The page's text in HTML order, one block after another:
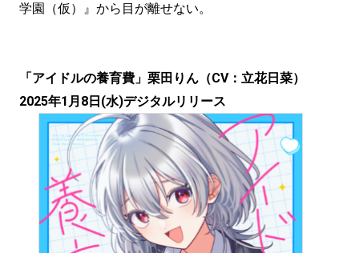
学園（仮）』から目が離せない。
「アイドルの養育費」栗田りん（CV：立花日菜）
2025年1月8日(水)デジタルリリース